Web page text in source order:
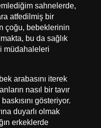
sahnelerde,
atfedilmiş bir
çoğu, bebeklerinin
bu da sağlık
müdahaleleri
arabasını iterek
nasıl bir tavır
gösteriyor.
duyarlı olmak
erkeklerde